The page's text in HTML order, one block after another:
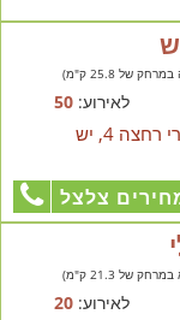
של 25.8 ק"מ)
לאירוע:50
חדרי שינה 5, מס' חדרי רחצה 4, יש
צלצל
של 21.3 ק"מ)
לאירוע:20